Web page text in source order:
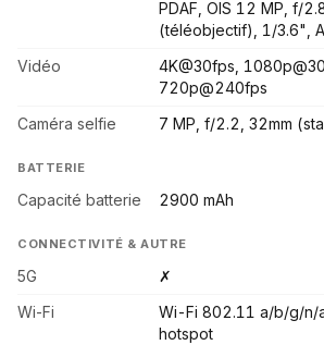
PDAF, OIS 12 MP, f/
(téléobjectif), 1/3.6",
Vidéo
4K@30fps,
720p@240fps
Caméra selfie
7 MP, f/2.2, 32mm
BATTERIE
Capacité batterie 2900 mAh
CONNECTIVITÉ & AUTRE
5G
✗
Wi-Fi
Wi-Fi 802.11 a/b/g/n/
hotspot